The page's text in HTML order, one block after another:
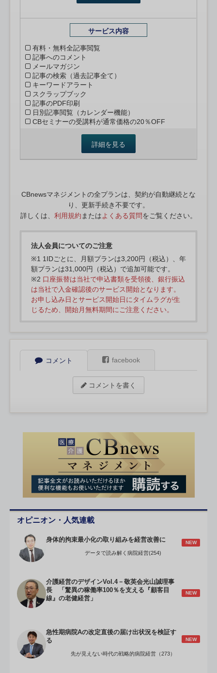
サービス内容
有料・無料全記事閲覧
記事へのコメント
メールマガジン
記事の検索（過去記事全て）
キーワードアラート
スクラップブック
記事のPDF印刷
日別記事閲覧（カレンダー機能）
CBセミナーの受講料が通常価格の20％OFF
詳細を見る
CBnewsマネジメントの全プランは、契約が自動継続とな
り、更新手続き不要です。
詳しくは、 利用規約 またはよくある質問をご覧ください。
法人会員についてのご注意
※1 1IDごとに、月額プランは3,200円（税込）、年
額プランは31,000円（税込）で追加可能です。
※2 口座振替は当社で申込書類を受領後、銀行振込
は当社で入金確認後のサービス開始となります。
お申し込み日とサービス開始日にタイムラグが生
じるため、開始月無料期間にご注意ください。
コメント facebook
コメントを書く
オピニオン・人気連載
身体的拘束最小化の取り組みを経営改善に NEW
データで読み解く病院経営(254)
介護経営のデザインVol.4－敬英会光山誠理事
長 「驚異の稼働率100％を支える『顧客目
線』の老健経営」
NEW
急性期病院Aの改定直後の届け出状況を検証す
る
NEW
先が見えない時代の戦略的病院経営（273）